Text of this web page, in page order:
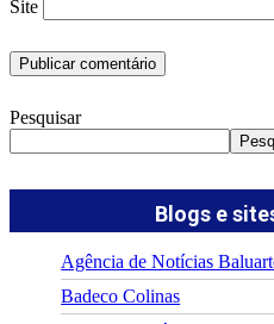
Site
Pesquisar
Blogs e
Agência de Notícias
Badeco Colinas